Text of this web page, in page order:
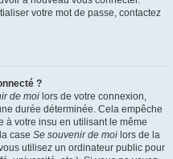
votre mot de passe, contactez
?
de moi lors de votre connexion,
durée déterminée. Cela empêche
à votre insu en utilisant le même
case Se souvenir de moi lors de la
utilisez un ordinateur public pour